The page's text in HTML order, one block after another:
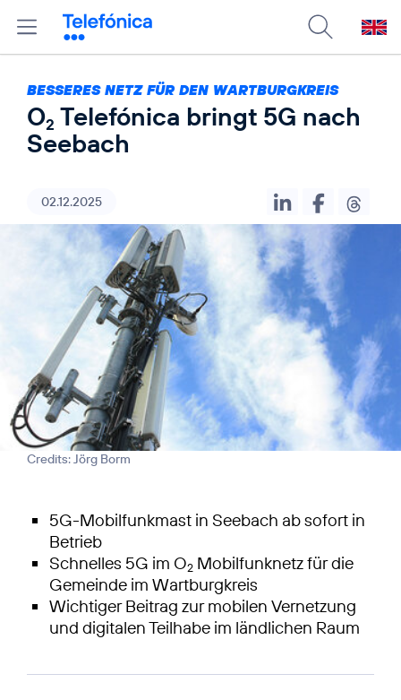
BESSERES NETZ FÜR DEN WARTBURGKREIS
O2 Telefónica bringt 5G nach
Seebach
02.12.2025
Credits: Jörg Borm
5G-Mobilfunkmast in Seebach ab sofort in
Betrieb
Schnelles 5G im O2 Mobilfunknetz für die
Gemeinde im Wartburgkreis
Wichtiger Beitrag zur mobilen Vernetzung
und digitalen Teilhabe im ländlichen Raum